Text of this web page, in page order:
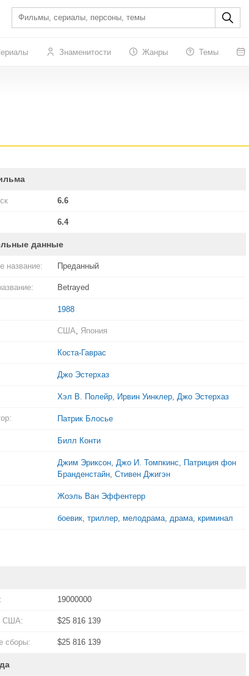
Знаменитости Жанры Темы
6.6
6.4
данные
название: Преданный
Betrayed
1988
США, Япония
Коста-Гаврас
Джо Эстерхаз
Хэл В. Полейр, Ирвин Уинклер, Джо Эстерхаз
Патрик Блосье
Билл Конти
Джим Эриксон, Джо И. Томпкинс, Патриция фон
Бранденстайн, Стивен Джигэн
Жоэль Ван Эффентерр
боевик, триллер, мелодрама, драма, криминал
19000000
США: $25 816 139
сборы: $25 816 139